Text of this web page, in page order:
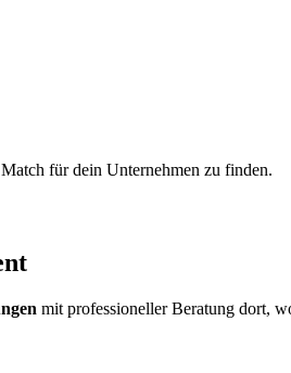
für dein Unternehmen zu finden.
mit professioneller Beratung dort,